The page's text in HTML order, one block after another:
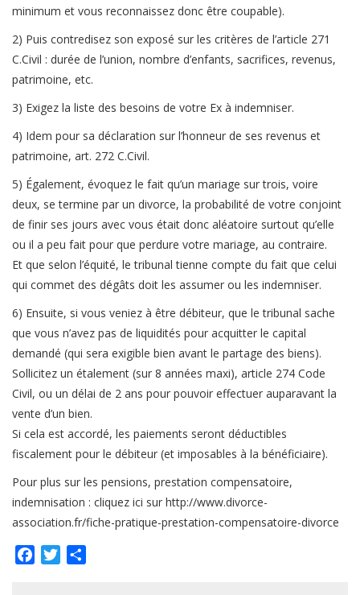
minimum et vous reconnaissez donc être coupable).
2) Puis contredisez son exposé sur les critères de l’article 271
C.Civil : durée de l’union, nombre d’enfants, sacrifices, revenus,
patrimoine, etc.
3) Exigez la liste des besoins de votre Ex à indemniser.
4) Idem pour sa déclaration sur l’honneur de ses revenus et
patrimoine, art. 272 C.Civil.
5) Également, évoquez le fait qu’un mariage sur trois, voire
deux, se termine par un divorce, la probabilité de votre conjoint
de finir ses jours avec vous était donc aléatoire surtout qu’elle
ou il a peu fait pour que perdure votre mariage, au contraire.
Et que selon l’équité, le tribunal tienne compte du fait que celui
qui commet des dégâts doit les assumer ou les indemniser.
6) Ensuite, si vous veniez à être débiteur, que le tribunal sache
que vous n’avez pas de liquidités pour acquitter le capital
demandé (qui sera exigible bien avant le partage des biens).
Sollicitez un étalement (sur 8 années maxi), article 274 Code
Civil, ou un délai de 2 ans pour pouvoir effectuer auparavant la
vente d’un bien.
Si cela est accordé, les paiements seront déductibles
fiscalement pour le débiteur (et imposables à la bénéficiaire).
Pour plus sur les pensions, prestation compensatoire,
indemnisation : cliquez ici sur http://www.divorce-
association.fr/fiche-pratique-prestation-compensatoire-divorce
FacebookTwitter